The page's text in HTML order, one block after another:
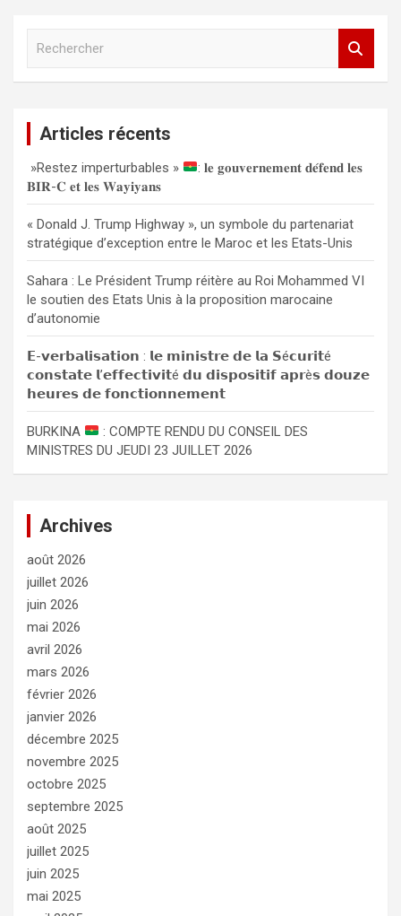
c
h
e
r
Articles récents
»Restez imperturbables »
: 𝐥𝐞 𝐠𝐨𝐮𝐯𝐞𝐫𝐧𝐞𝐦𝐞𝐧𝐭 𝐝𝐞́𝐟𝐞𝐧𝐝 𝐥𝐞𝐬
𝐁𝐈𝐑-𝐂 𝐞𝐭 𝐥𝐞𝐬 𝐖𝐚𝐲𝐢𝐲𝐚𝐧𝐬
« Donald J. Trump Highway », un symbole du partenariat
stratégique d’exception entre le Maroc et les Etats-Unis
Sahara : Le Président Trump réitère au Roi Mohammed VI
le soutien des Etats Unis à la proposition marocaine
d’autonomie
𝗘-𝘃𝗲𝗿𝗯𝗮𝗹𝗶𝘀𝗮𝘁𝗶𝗼𝗻 : 𝗹𝗲 𝗺𝗶𝗻𝗶𝘀𝘁𝗿𝗲 𝗱𝗲 𝗹𝗮 𝗦é𝗰𝘂𝗿𝗶𝘁é
𝗰𝗼𝗻𝘀𝘁𝗮𝘁𝗲 𝗹’𝗲𝗳𝗳𝗲𝗰𝘁𝗶𝘃𝗶𝘁é 𝗱𝘂 𝗱𝗶𝘀𝗽𝗼𝘀𝗶𝘁𝗶𝗳 𝗮𝗽𝗿è𝘀 𝗱𝗼𝘂𝘇𝗲
𝗵𝗲𝘂𝗿𝗲𝘀 𝗱𝗲 𝗳𝗼𝗻𝗰𝘁𝗶𝗼𝗻𝗻𝗲𝗺𝗲𝗻𝘁
BURKINA
: COMPTE RENDU DU CONSEIL DES
MINISTRES DU JEUDI 23 JUILLET 2026
Archives
août 2026
juillet 2026
juin 2026
mai 2026
avril 2026
mars 2026
février 2026
janvier 2026
décembre 2025
novembre 2025
octobre 2025
septembre 2025
août 2025
juillet 2025
juin 2025
mai 2025